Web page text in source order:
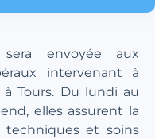
envoyée aux
intervenant à
Tours. Du lundi au
elles assurent la
et soins